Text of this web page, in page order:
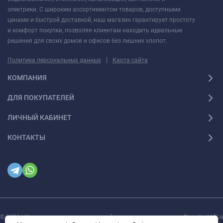
электрики. С широким ассортиментом товаров, доступными
ценами и быстрой доставкой, наш магазин гарантирует простоту
и комфорт покупки, позволяя клиентам находить идеальные
решения для своих домов и офисов без лишних хлопот.
Политика персональных данных | Карта сайта
КОМПАНИЯ
ДЛЯ ПОКУПАТЕЛЕЙ
ЛИЧНЫЙ КАБИНЕТ
КОНТАКТЫ
© 2026 | Интернет магазин инженерной сантехники и электрики Rigaplast | Все